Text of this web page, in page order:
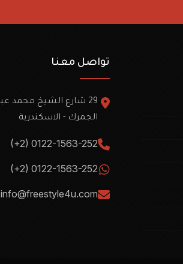
تواصل معنا
29 شارع الشيخ محمد عبدة
الجمرك - الاسكندرية
(+2) 0122-1563-252
(+2) 0122-1563-252
info@freestyle4u.com